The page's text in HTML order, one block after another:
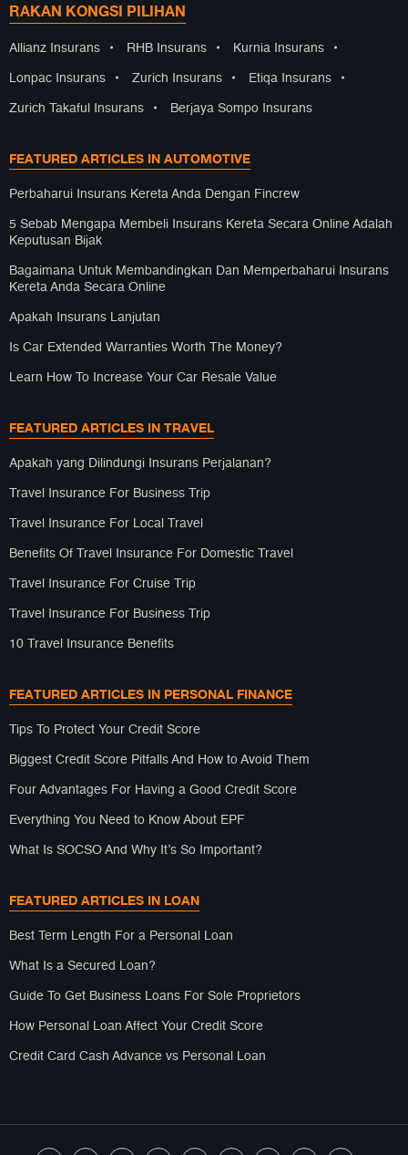
RAKAN KONGSI PILIHAN
Allianz Insurans • RHB Insurans • Kurnia Insurans •
Lonpac Insurans • Zurich Insurans • Etiqa Insurans •
Zurich Takaful Insurans • Berjaya Sompo Insurans
FEATURED ARTICLES IN AUTOMOTIVE
Perbaharui Insurans Kereta Anda Dengan Fincrew
5 Sebab Mengapa Membeli Insurans Kereta Secara Online Adalah
Keputusan Bijak
Bagaimana Untuk Membandingkan Dan Memperbaharui Insurans
Kereta Anda Secara Online
Apakah Insurans Lanjutan
Is Car Extended Warranties Worth The Money?
Learn How To Increase Your Car Resale Value
FEATURED ARTICLES IN TRAVEL
Apakah yang Dilindungi Insurans Perjalanan?
Travel Insurance For Business Trip
Travel Insurance For Local Travel
Benefits Of Travel Insurance For Domestic Travel
Travel Insurance For Cruise Trip
Travel Insurance For Business Trip
10 Travel Insurance Benefits
FEATURED ARTICLES IN PERSONAL FINANCE
Tips To Protect Your Credit Score
Biggest Credit Score Pitfalls And How to Avoid Them
Four Advantages For Having a Good Credit Score
Everything You Need to Know About EPF
What Is SOCSO And Why It’s So Important?
FEATURED ARTICLES IN LOAN
Best Term Length For a Personal Loan
What Is a Secured Loan?
Guide To Get Business Loans For Sole Proprietors
How Personal Loan Affect Your Credit Score
Credit Card Cash Advance vs Personal Loan